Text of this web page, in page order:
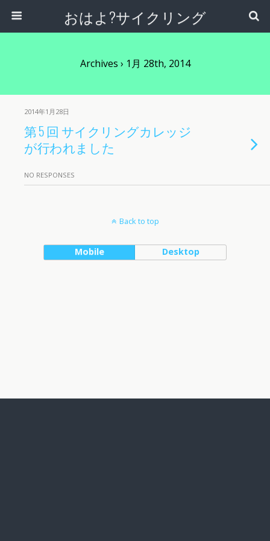
おはよ?サイクリング
Archives › 1月 28th, 2014
2014年1月28日
第 5 回 サイクリングカレッジ
が行われました
NO RESPONSES
Back to top
Mobile Desktop